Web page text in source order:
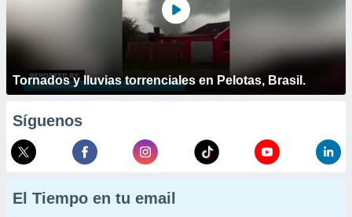
Tornados y lluvias torrenciales en Pelotas, Brasil.
Síguenos
El Tiempo en tu email